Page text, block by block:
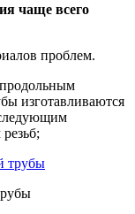
чаще всего
проблем.
продольным
изготавливаются